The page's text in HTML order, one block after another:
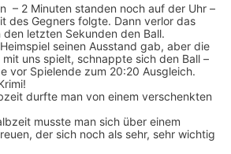
– 2 Minuten standen noch auf der Uhr –
des Gegners folgte. Dann verlor das
letzten Sekunden den Ball.
seinen Ausstand gab, aber die
mit uns spielt, schnappte sich den Ball –
vor Spielende zum 20:20 Ausgleich.
durfte man von einem verschenkten
musste man sich über einem
der sich noch als sehr, sehr wichtig